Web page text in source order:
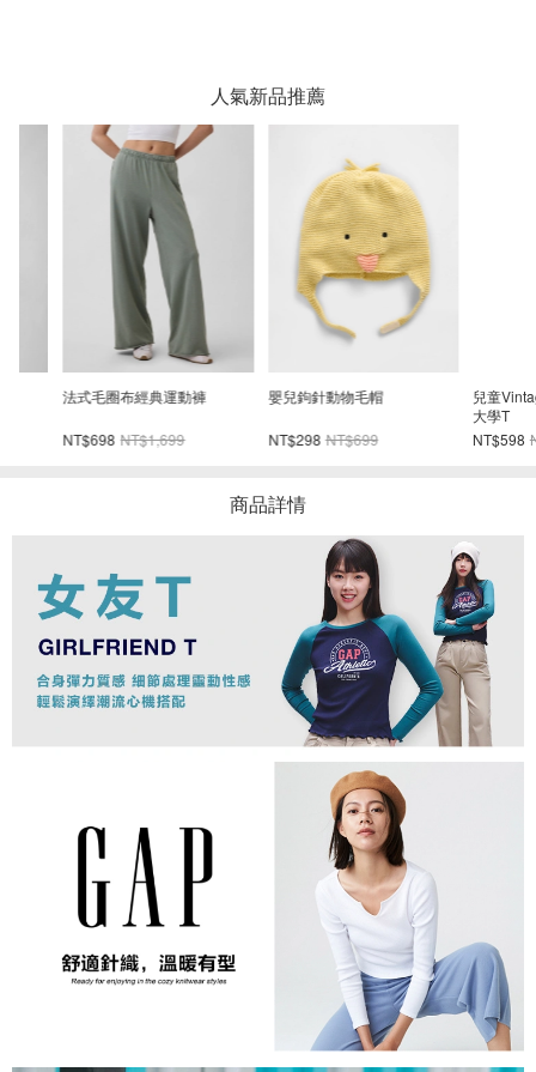
人氣新品推薦
法式毛圈布經典運動褲
NT$698 NT$1,699
嬰兒鉤針動物毛帽
NT$298 NT$699
兒童
NT$598
商品詳情